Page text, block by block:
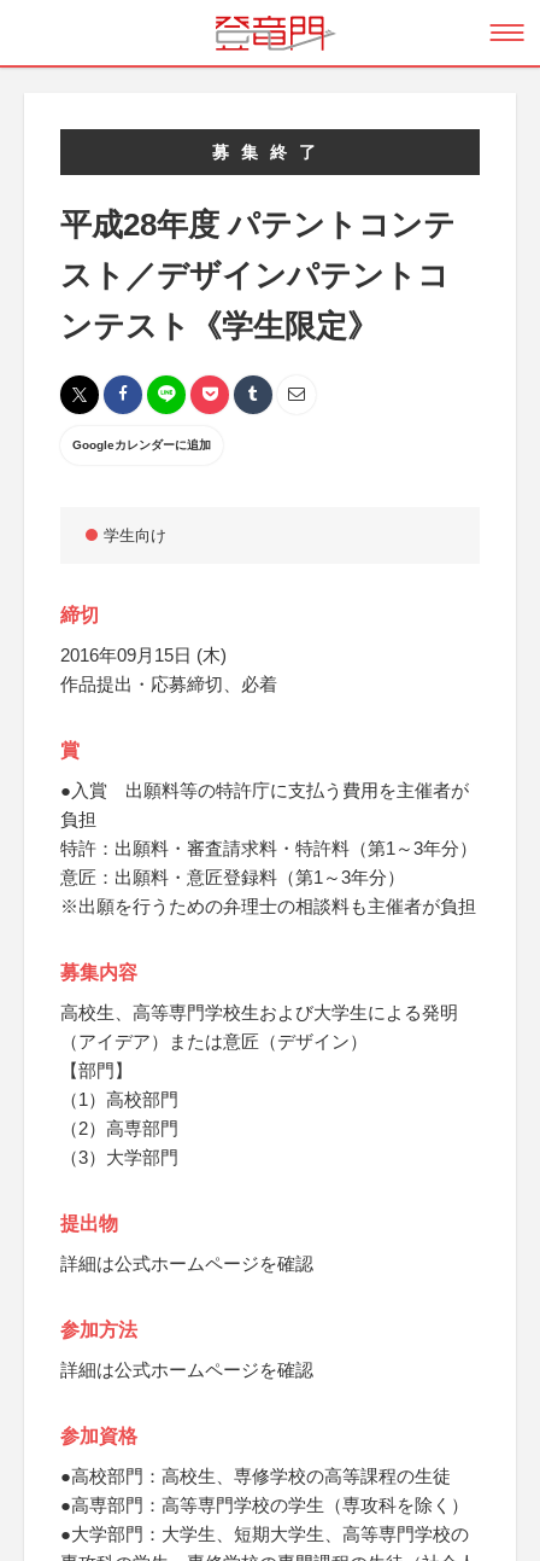
募集終了
平成28年度 パテントコンテ
スト／デザインパテントコ
ンテスト《学生限定》
Googleカレンダーに追加
学生向け
締切
2016年09月15日 (木)
作品提出・応募締切、必着
賞
●入賞 出願料等の特許庁に支払う費用を主催者が
負担
特許：出願料・審査請求料・特許料（第1～3年分）
意匠：出願料・意匠登録料（第1～3年分）
※出願を行うための弁理士の相談料も主催者が負担
募集内容
高校生、高等専門学校生および大学生による発明
（アイデア）または意匠（デザイン）
【部門】
（1）高校部門
（2）高専部門
（3）大学部門
提出物
詳細は公式ホームページを確認
参加方法
詳細は公式ホームページを確認
参加資格
●高校部門：高校生、専修学校の高等課程の生徒
●高専部門：高等専門学校の学生（専攻科を除く）
●大学部門：大学生、短期大学生、高等専門学校の